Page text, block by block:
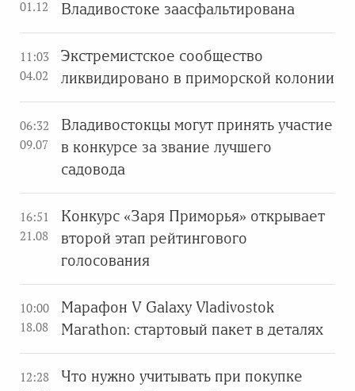
01.12 Владивостоке заасфальтирована
11:03
04.02
Экстремистское сообщество
ликвидировано в приморской колонии
06:32
09.07
Владивостокцы могут принять участие
в конкурсе за звание лучшего
садовода
16:51
21.08
Конкурс «Заря Приморья» открывает
второй этап рейтингового
голосования
10:00
18.08
Марафон V Galaxy Vladivostok
Marathon: стартовый пакет в деталях
12:28
Что нужно учитывать при покупке